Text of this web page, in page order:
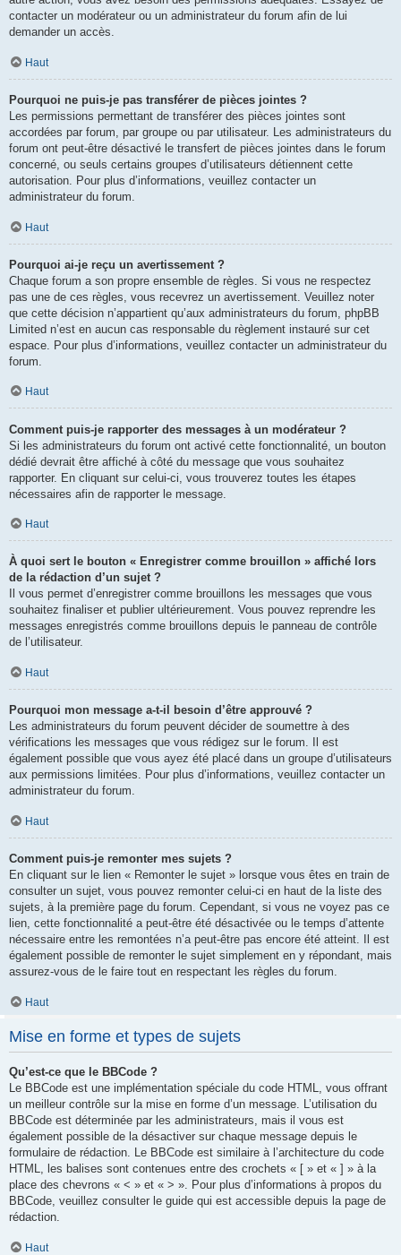
contacter un modérateur ou un administrateur du forum afin de lui
demander un accès.
Haut
Pourquoi ne puis-je pas transférer de pièces jointes ?
Les permissions permettant de transférer des pièces jointes sont
accordées par forum, par groupe ou par utilisateur. Les administrateurs du
forum ont peut-être désactivé le transfert de pièces jointes dans le forum
concerné, ou seuls certains groupes d’utilisateurs détiennent cette
autorisation. Pour plus d’informations, veuillez contacter un
administrateur du forum.
Haut
Pourquoi ai-je reçu un avertissement ?
Chaque forum a son propre ensemble de règles. Si vous ne respectez
pas une de ces règles, vous recevrez un avertissement. Veuillez noter
que cette décision n’appartient qu’aux administrateurs du forum, phpBB
Limited n’est en aucun cas responsable du règlement instauré sur cet
espace. Pour plus d’informations, veuillez contacter un administrateur du
forum.
Haut
Comment puis-je rapporter des messages à un modérateur ?
Si les administrateurs du forum ont activé cette fonctionnalité, un bouton
dédié devrait être affiché à côté du message que vous souhaitez
rapporter. En cliquant sur celui-ci, vous trouverez toutes les étapes
nécessaires afin de rapporter le message.
Haut
À quoi sert le bouton « Enregistrer comme brouillon » affiché lors
de la rédaction d’un sujet ?
Il vous permet d’enregistrer comme brouillons les messages que vous
souhaitez finaliser et publier ultérieurement. Vous pouvez reprendre les
messages enregistrés comme brouillons depuis le panneau de contrôle
de l’utilisateur.
Haut
Pourquoi mon message a-t-il besoin d’être approuvé ?
Les administrateurs du forum peuvent décider de soumettre à des
vérifications les messages que vous rédigez sur le forum. Il est
également possible que vous ayez été placé dans un groupe d’utilisateurs
aux permissions limitées. Pour plus d’informations, veuillez contacter un
administrateur du forum.
Haut
Comment puis-je remonter mes sujets ?
En cliquant sur le lien « Remonter le sujet » lorsque vous êtes en train de
consulter un sujet, vous pouvez remonter celui-ci en haut de la liste des
sujets, à la première page du forum. Cependant, si vous ne voyez pas ce
lien, cette fonctionnalité a peut-être été désactivée ou le temps d’attente
nécessaire entre les remontées n’a peut-être pas encore été atteint. Il est
également possible de remonter le sujet simplement en y répondant, mais
assurez-vous de le faire tout en respectant les règles du forum.
Haut
Mise en forme et types de sujets
Qu’est-ce que le BBCode ?
Le BBCode est une implémentation spéciale du code HTML, vous offrant
un meilleur contrôle sur la mise en forme d’un message. L’utilisation du
BBCode est déterminée par les administrateurs, mais il vous est
également possible de la désactiver sur chaque message depuis le
formulaire de rédaction. Le BBCode est similaire à l’architecture du code
HTML, les balises sont contenues entre des crochets « [ » et « ] » à la
place des chevrons « < » et « > ». Pour plus d’informations à propos du
BBCode, veuillez consulter le guide qui est accessible depuis la page de
rédaction.
Haut